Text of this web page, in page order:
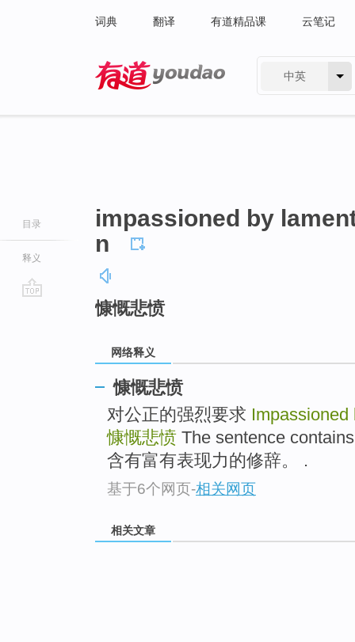
词典 翻译 有道精品课 云笔记
中英
目录
释义
impassioned by
n
慷慨悲愤
网络释义
慷慨悲愤
对公正的强烈要求
慷慨悲愤 The sentence
含有富有表现力的修辞。 .
基于6个网页-相关网页
相关文章